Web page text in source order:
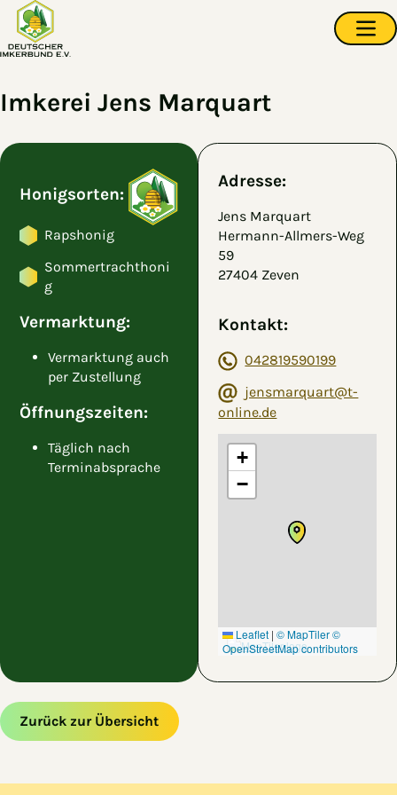
Zum Hauptinhalt springen
Imkerei Jens Marquart
Honigsorten:
Rapshonig
Sommertrachthoni
g
Vermarktung:
Vermarktung auch
per Zustellung
Öffnungszeiten:
Täglich nach
Terminabsprache
Adresse:
Jens Marquart
Hermann-Allmers-Weg
59
27404 Zeven
Kontakt:
042819590199
jensmarquart@t-
online.de
+
−
Leaflet | © MapTiler©
OpenStreetMap contributors
Zurück zur Übersicht